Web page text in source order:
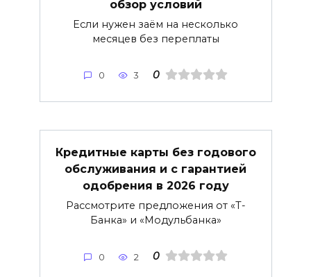
обзор условий
Если нужен заём на несколько
месяцев без переплаты
0 3 0
Кредитные карты без годового
обслуживания и с гарантией
одобрения в 2026 году
Рассмотрите предложения от «Т-
Банка» и «Модульбанка»
0 2 0